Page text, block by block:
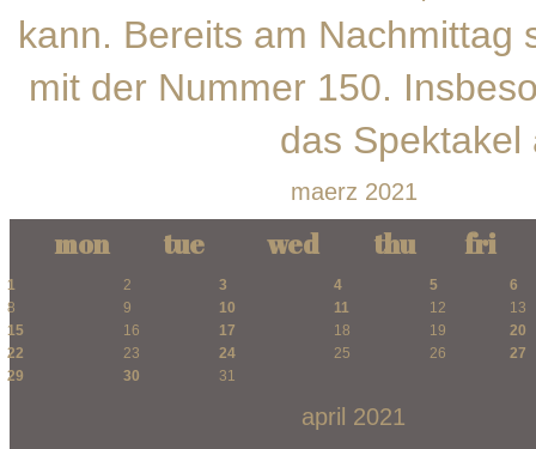
kann. Bereits am
mit der Nummer 150.
das
maerz 2021
mon tue wed thu fri
1 2 3 4 5
6
8
9 10 11 12
13
15
16 17 18 19
20
22
23 24 25 26
27
29
30 31
april 2021